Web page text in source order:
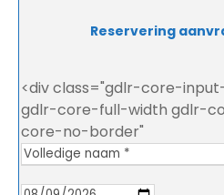
Reservering
<div class="gdlr-core-
gdlr-core-full-width gdlr-
core-no-border"